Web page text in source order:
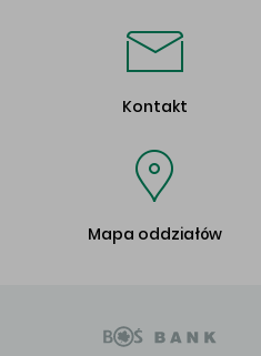
Kontakt
Mapa oddziałów